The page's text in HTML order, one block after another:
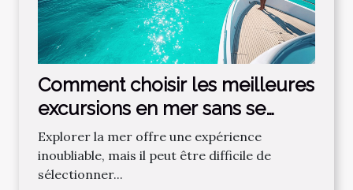
Comment choisir les meilleures
excursions en mer sans se
tromper ?
Explorer la mer offre une expérience
inoubliable, mais il peut être difficile de
sélectionner...